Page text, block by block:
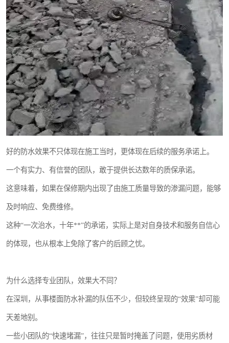
好的防水效果不只体现在施工当时，更体现在后续的服务承诺上。
一个有实力、有信誉的团队，敢于提供长达数年的质保承诺。
这意味着，如果在保修期内出现了由施工质量导致的渗漏问题，能够
及时响应、免费维修。
这种“一次治水，十年**”的承诺，实际上是对自身技术和服务自信心
的体现，也从根本上免除了客户的后顾之忧。
为什么选择专业团队，效果大不同？
在深圳，从事楼面防水补漏的队伍不少，但较终呈现的“效果”却可能
天差地别。
一些小团队的“快速堵漏”，往往只是暂时掩盖了问题，使用劣质材